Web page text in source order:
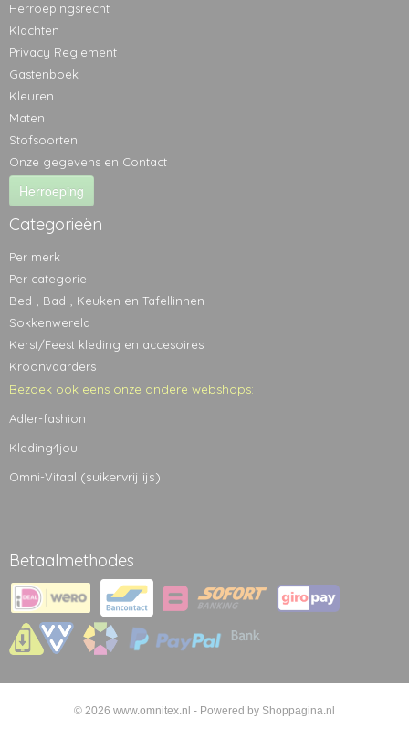
Herroepingsrecht
Klachten
Privacy Reglement
Gastenboek
Kleuren
Maten
Stofsoorten
Onze gegevens en Contact
Herroeping
Categorieën
Per merk
Per categorie
Bed-, Bad-, Keuken en Tafellinnen
Sokkenwereld
Kerst/Feest kleding en accesoires
Kroonvaarders
Bezoek ook eens onze andere webshops:
Adler-fashion
Kleding4jou
Omni-Vitaal (suikervrij ijs)
Betaalmethodes
© 2026 www.omnitex.nl - Powered by Shoppagina.nl